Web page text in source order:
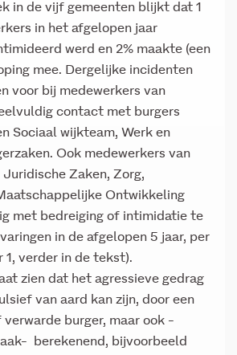
in de vijf gemeenten blijkt dat 1
in het afgelopen jaar
werd en 2% maakte (een
mee. Dergelijke incidenten
voor bij medewerkers van
contact met burgers
Sociaal wijkteam, Werk en
Ook medewerkers van
Zaken, Zorg,
Ontwikkeling
met bedreiging of intimidatie te
in de afgelopen 5 jaar, per
1, verder in de tekst).
zien dat het agressieve gedrag
van aard kan zijn, door een
burger, maar ook -
berekenend, bijvoorbeeld